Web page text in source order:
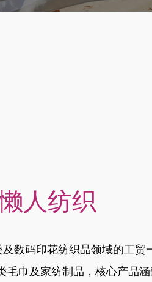
人纺织
数码印花纺织品领域的工贸
巾及家纺制品，核心产品